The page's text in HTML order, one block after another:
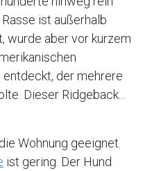
ist außerhalb
wurde aber vor kurzem
der mehrere
Dieser Ridgeback...
Wohnung geeignet.
ist gering. Der Hund